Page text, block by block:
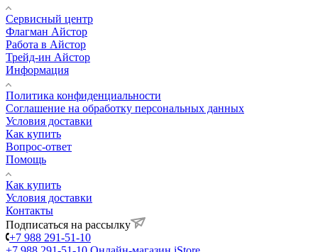
Сервисный центр
Флагман Айстор
Работа в Айстор
Трейд-ин Айстор
Информация
Политика конфиденциальности
Соглашение на обработку персональных данных
Условия доставки
Как купить
Вопрос-ответ
Помощь
Как купить
Условия доставки
Контакты
Подписаться на рассылку
+7 988 291-51-10